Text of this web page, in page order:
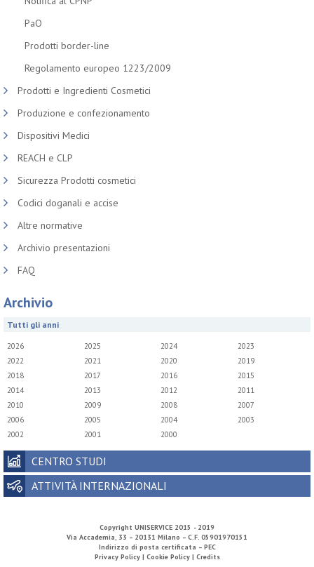
PaO
Prodotti border-line
Regolamento europeo 1223/2009
Prodotti e Ingredienti Cosmetici
Produzione e confezionamento
Dispositivi Medici
REACH e CLP
Sicurezza Prodotti cosmetici
Codici doganali e accise
Altre normative
Archivio presentazioni
FAQ
Archivio
Tutti gli anni
2026 2025 2024
2023
2022
2021 2020
2019
2018
2017 2016
2015
2014
2013 2012
2011
2010
2009 2008
2007
2006
2005 2004
2003
2002
2001 2000
CENTRO STUDI
ATTIVITÀ INTERNAZIONALI
Copyright UNISERVICE 2015 - 2019
Via Accademia, 33 – 20131 Milano – C.F. 05901970151
Indirizzo di posta certificata – PEC
Privacy Policy | Cookie Policy | Credits